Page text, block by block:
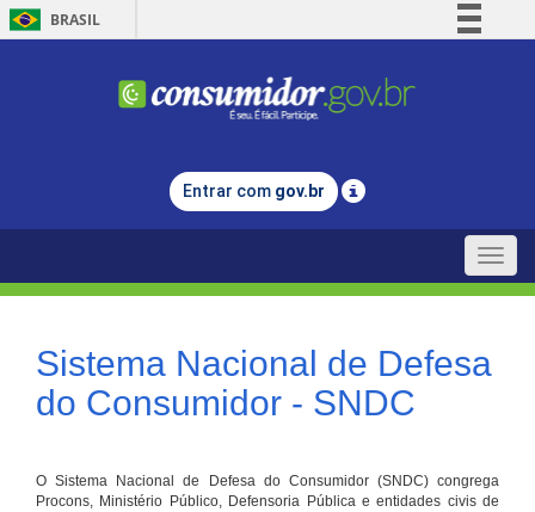
BRASIL
Comunica BR
Legislação
Entrar com gov.br
Toggle
Sistema Nacional de Defesa
do Consumidor - SNDC
O Sistema Nacional de Defesa do Consumidor (SNDC) congrega
Procons, Ministério Público, Defensoria Pública e entidades civis de